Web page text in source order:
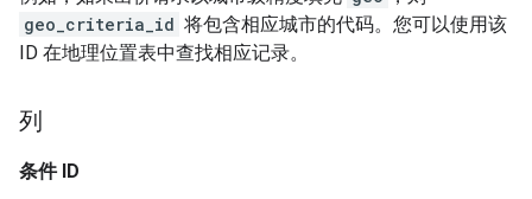
geo_criteria_id 将包含相应城市的代码。您可以使用该
ID 在地理位置表中查找相应记录。
列
条件 ID